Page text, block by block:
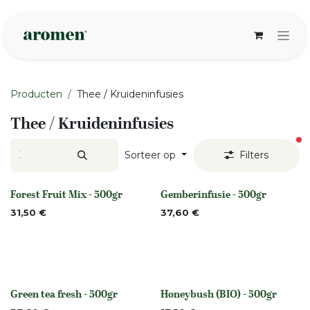
Producten Thee / Kruideninfusies
Thee / Kruideninfusies
Sorteer op Filters
Niet op voorraad
Forest Fruit Mix - 500gr
31,50 € Niet op voorraad
Gemberinfusie - 500gr
37,60 €
None
Green tea fresh - 500gr None
Honeybush (BIO) - 500gr